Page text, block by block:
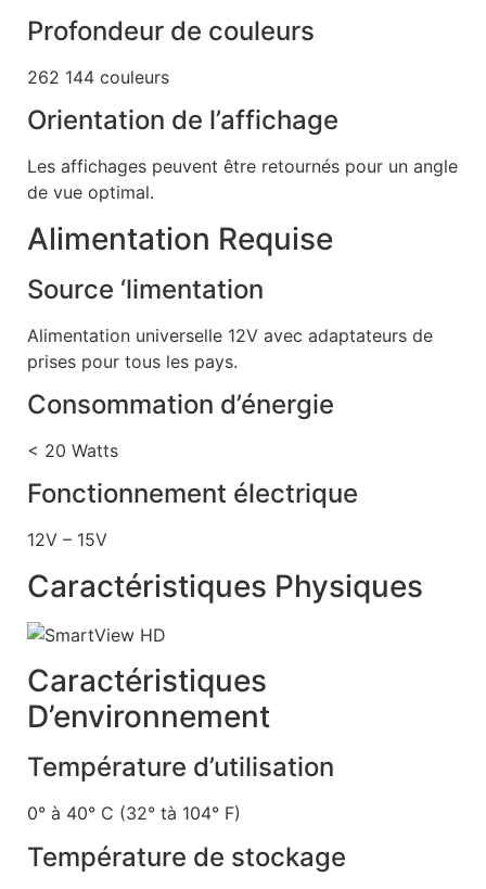
Profondeur de couleurs
262 144 couleurs
Orientation de l’affichage
Les affichages peuvent être retournés pour un angle
de vue optimal.
Alimentation Requise
Source ‘limentation
Alimentation universelle 12V avec adaptateurs de
prises pour tous les pays.
Consommation d’énergie
< 20 Watts
Fonctionnement électrique
12V – 15V
Caractéristiques Physiques
Caractéristiques
D’environnement
Température d’utilisation
0° à 40° C (32° tà 104° F)
Température de stockage